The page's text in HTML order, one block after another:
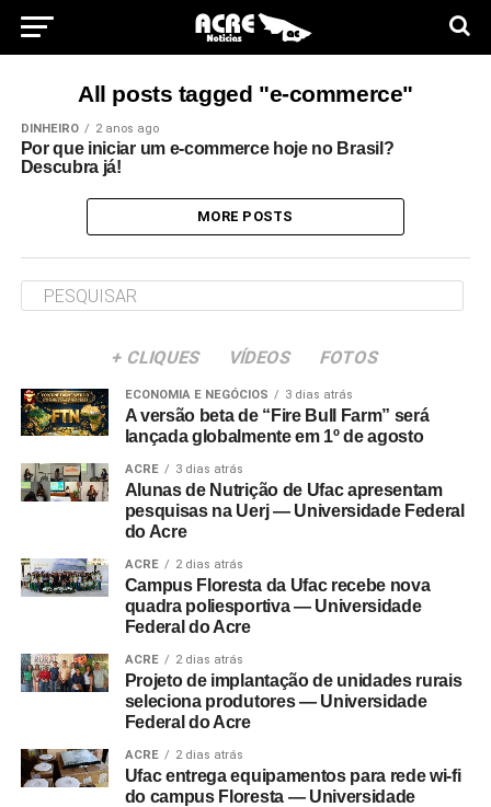
All posts tagged "e-commerce"
DINHEIRO 2 anos ago
Por que iniciar um e-commerce hoje no Brasil?
Descubra já!
MORE POSTS
+ CLIQUES VÍDEOS FOTOS
ECONOMIA E NEGÓCIOS 3 dias atrás
A versão beta de “Fire Bull Farm” será
lançada globalmente em 1º de agosto
ACRE 3 dias atrás
Alunas de Nutrição de Ufac apresentam
pesquisas na Uerj — Universidade Federal
do Acre
ACRE 2 dias atrás
Campus Floresta da Ufac recebe nova
quadra poliesportiva — Universidade
Federal do Acre
ACRE 2 dias atrás
Projeto de implantação de unidades rurais
seleciona produtores — Universidade
Federal do Acre
ACRE 2 dias atrás
Ufac entrega equipamentos para rede wi-fi
do campus Floresta — Universidade